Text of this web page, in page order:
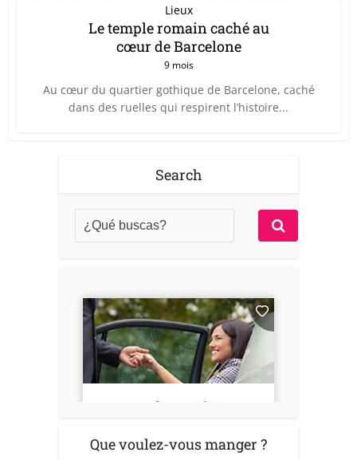
Lieux
Le temple romain caché au
cœur de Barcelone
9 mois
Au cœur du quartier gothique de Barcelone, caché
dans des ruelles qui respirent l’histoire...
Search
Que voulez-vous manger ?